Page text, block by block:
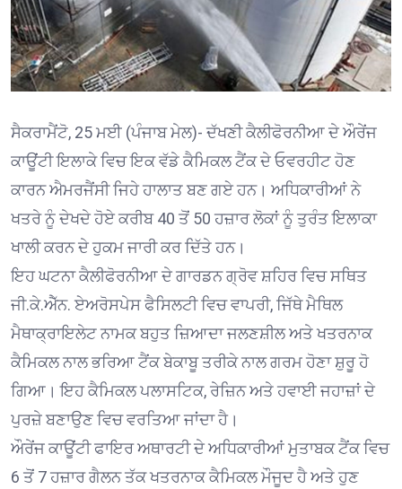
ਸੈਕਰਾਮੈਂਟੋ, 25 ਮਈ (ਪੰਜਾਬ ਮੇਲ)- ਦੱਖਣੀ ਕੈਲੀਫੋਰਨੀਆ ਦੇ ਔਰੇਂਜ
ਕਾਊਂਟੀ ਇਲਾਕੇ ਵਿਚ ਇਕ ਵੱਡੇ ਕੈਮਿਕਲ ਟੈਂਕ ਦੇ ਓਵਰਹੀਟ ਹੋਣ
ਕਾਰਨ ਐਮਰਜੈਂਸੀ ਜਿਹੇ ਹਾਲਾਤ ਬਣ ਗਏ ਹਨ। ਅਧਿਕਾਰੀਆਂ ਨੇ
ਖਤਰੇ ਨੂੰ ਦੇਖਦੇ ਹੋਏ ਕਰੀਬ 40 ਤੋਂ 50 ਹਜ਼ਾਰ ਲੋਕਾਂ ਨੂੰ ਤੁਰੰਤ ਇਲਾਕਾ
ਖਾਲੀ ਕਰਨ ਦੇ ਹੁਕਮ ਜਾਰੀ ਕਰ ਦਿੱਤੇ ਹਨ।
ਇਹ ਘਟਨਾ ਕੈਲੀਫੋਰਨੀਆ ਦੇ ਗਾਰਡਨ ਗ੍ਰੋਵ ਸ਼ਹਿਰ ਵਿਚ ਸਥਿਤ
ਜੀ.ਕੇ.ਐੱਨ. ਏਅਰੋਸਪੇਸ ਫੈਸਿਲਟੀ ਵਿਚ ਵਾਪਰੀ, ਜਿੱਥੇ ਮੈਥਿਲ
ਮੈਥਾਕ੍ਰਾਇਲੇਟ ਨਾਮਕ ਬਹੁਤ ਜ਼ਿਆਦਾ ਜਲਣਸ਼ੀਲ ਅਤੇ ਖਤਰਨਾਕ
ਕੈਮਿਕਲ ਨਾਲ ਭਰਿਆ ਟੈਂਕ ਬੇਕਾਬੂ ਤਰੀਕੇ ਨਾਲ ਗਰਮ ਹੋਣਾ ਸ਼ੁਰੂ ਹੋ
ਗਿਆ। ਇਹ ਕੈਮਿਕਲ ਪਲਾਸਟਿਕ, ਰੇਜ਼ਿਨ ਅਤੇ ਹਵਾਈ ਜਹਾਜ਼ਾਂ ਦੇ
ਪੁਰਜ਼ੇ ਬਣਾਉਣ ਵਿਚ ਵਰਤਿਆ ਜਾਂਦਾ ਹੈ।
ਔਰੇਂਜ ਕਾਊਂਟੀ ਫਾਇਰ ਅਥਾਰਟੀ ਦੇ ਅਧਿਕਾਰੀਆਂ ਮੁਤਾਬਕ ਟੈਂਕ ਵਿਚ
6 ਤੋਂ 7 ਹਜ਼ਾਰ ਗੈਲਨ ਤੱਕ ਖਤਰਨਾਕ ਕੈਮਿਕਲ ਮੌਜੂਦ ਹੈ ਅਤੇ ਹੁਣ